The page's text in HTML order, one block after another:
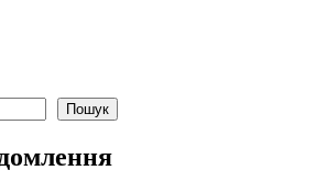
Пошук